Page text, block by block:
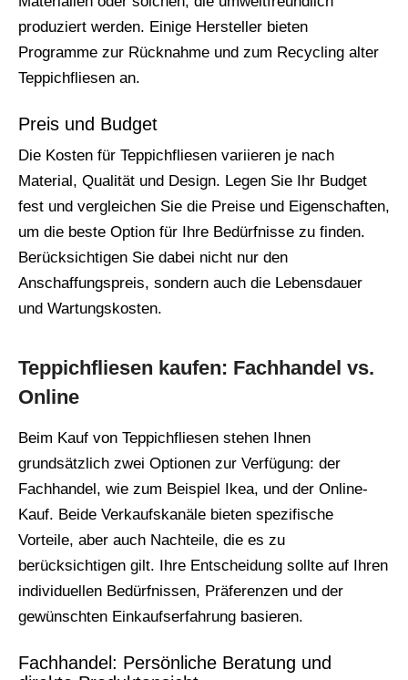
produziert werden. Einige Hersteller bieten
Programme zur Rücknahme und zum Recycling alter
Teppichfliesen an.
Preis und Budget
Die Kosten für Teppichfliesen variieren je nach
Material, Qualität und Design. Legen Sie Ihr Budget
fest und vergleichen Sie die Preise und Eigenschaften,
um die beste Option für Ihre Bedürfnisse zu finden.
Berücksichtigen Sie dabei nicht nur den
Anschaffungspreis, sondern auch die Lebensdauer
und Wartungskosten.
Teppichfliesen kaufen: Fachhandel vs.
Online
Beim Kauf von Teppichfliesen stehen Ihnen
grundsätzlich zwei Optionen zur Verfügung: der
Fachhandel, wie zum Beispiel Ikea, und der Online-
Kauf. Beide Verkaufskanäle bieten spezifische
Vorteile, aber auch Nachteile, die es zu
berücksichtigen gilt. Ihre Entscheidung sollte auf Ihren
individuellen Bedürfnissen, Präferenzen und der
gewünschten Einkaufserfahrung basieren.
Fachhandel: Persönliche Beratung und